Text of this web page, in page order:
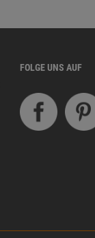
FOLGE UNS AUF